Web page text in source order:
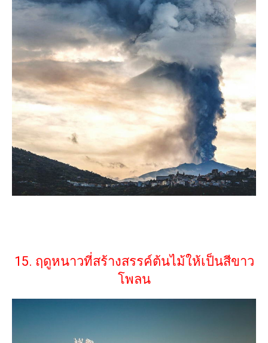
15. ฤดูหนาวที่สร้างสรรค์ต้นไม้ให้เป็นสีขาว
โพลน